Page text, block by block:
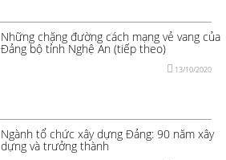
Những chặng đường cách mạng vẻ vang của
Đảng bộ tỉnh Nghệ An (tiếp theo)
13/10/2020
Ngành tổ chức xây dựng Đảng: 90 năm xây
dựng và trưởng thành